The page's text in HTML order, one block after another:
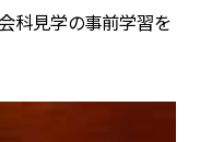
科見学の事前学習を